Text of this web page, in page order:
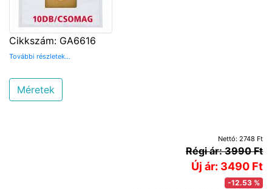
Cikkszám: GA6616
További részletek...
Méretek
Nettó: 2748 Ft
Régi ár: 3990 Ft
Új ár: 3490 Ft
-12.53 %